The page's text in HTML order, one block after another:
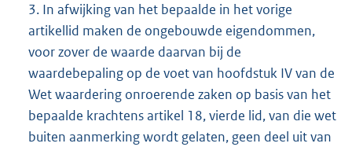
3. In afwijking van het bepaalde in het vorige
artikellid maken de ongebouwde eigendommen,
voor zover de waarde daarvan bij de
waardebepaling op de voet van hoofdstuk IV van de
Wet waardering onroerende zaken op basis van het
bepaalde krachtens artikel 18, vierde lid, van die wet
buiten aanmerking wordt gelaten, geen deel uit van